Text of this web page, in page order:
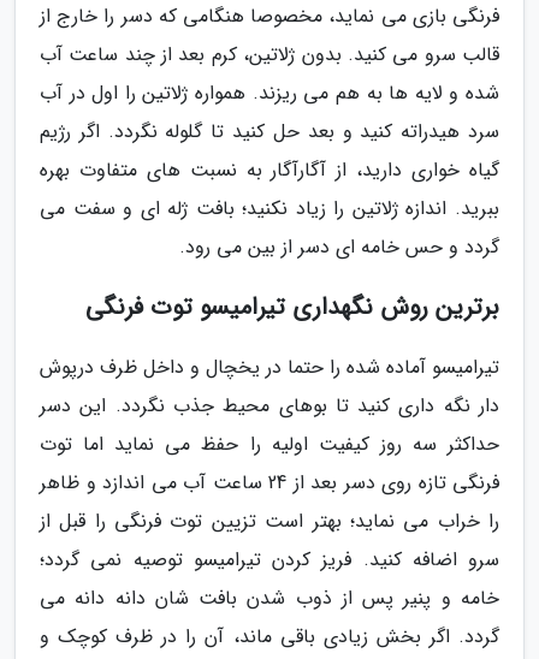
فرنگی بازی می نماید، مخصوصا هنگامی که دسر را خارج از
قالب سرو می کنید. بدون ژلاتین، کرم بعد از چند ساعت آب
شده و لایه ها به هم می ریزند. همواره ژلاتین را اول در آب
سرد هیدراته کنید و بعد حل کنید تا گلوله نگردد. اگر رژیم
گیاه خواری دارید، از آگارآگار به نسبت های متفاوت بهره
ببرید. اندازه ژلاتین را زیاد نکنید؛ بافت ژله ای و سفت می
گردد و حس خامه ای دسر از بین می رود.
برترین روش نگهداری تیرامیسو توت فرنگی
تیرامیسو آماده شده را حتما در یخچال و داخل ظرف درپوش
دار نگه داری کنید تا بوهای محیط جذب نگردد. این دسر
حداکثر سه روز کیفیت اولیه را حفظ می نماید اما توت
فرنگی تازه روی دسر بعد از 24 ساعت آب می اندازد و ظاهر
را خراب می نماید؛ بهتر است تزیین توت فرنگی را قبل از
سرو اضافه کنید. فریز کردن تیرامیسو توصیه نمی گردد؛
خامه و پنیر پس از ذوب شدن بافت شان دانه دانه می
گردد. اگر بخش زیادی باقی ماند، آن را در ظرف کوچک و